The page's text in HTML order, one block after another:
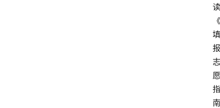
读
《
填
报
志
愿
指
南